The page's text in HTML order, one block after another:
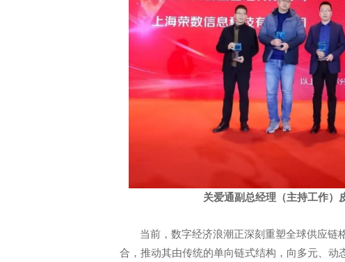
关爱通副总经理（主持工作）
当前，数字经济浪潮正深刻重塑全球供应链
合，推动其由传统的单向链式结构，向多元、